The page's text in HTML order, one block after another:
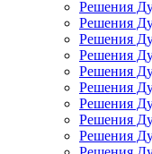
Решения
Решения
Решения
Решения
Решения
Решения
Решения
Решения
Решения